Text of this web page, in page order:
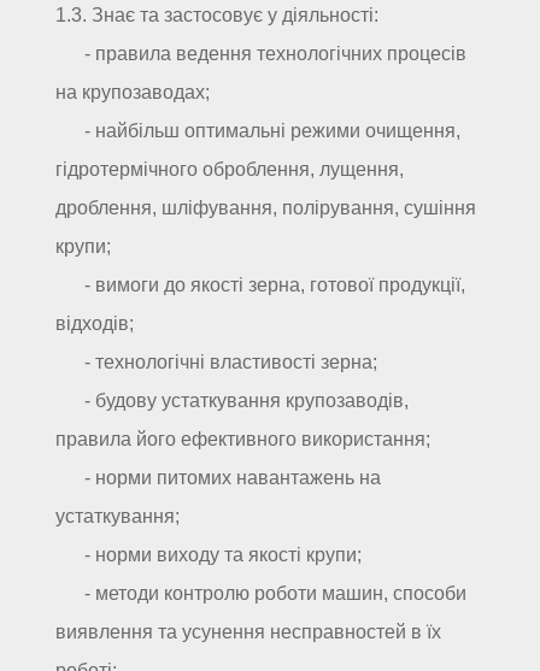
1.3. Знає та застосовує у діяльності:
- правила ведення технологічних процесів
на крупозаводах;
- найбільш оптимальні режими очищення,
гідротермічного оброблення, лущення,
дроблення, шліфування, полірування, сушіння
крупи;
- вимоги до якості зерна, готової продукції,
відходів;
- технологічні властивості зерна;
- будову устаткування крупозаводів,
правила його ефективного використання;
- норми питомих навантажень на
устаткування;
- норми виходу та якості крупи;
- методи контролю роботи машин, способи
виявлення та усунення несправностей в їх